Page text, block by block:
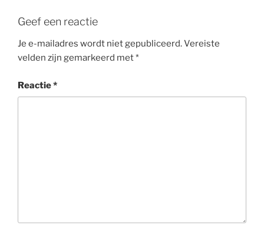
Geef een reactie
Je e-mailadres wordt niet gepubliceerd.Vereiste
velden zijn gemarkeerd met*
Reactie*